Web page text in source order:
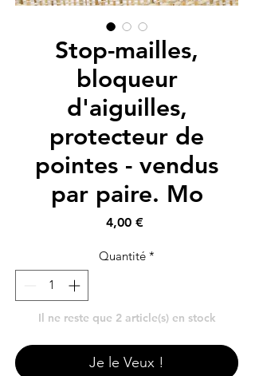
Stop-mailles,
bloqueur
d'aiguilles,
protecteur de
pointes - vendus
par paire. Mo
4,00 €Prix
Quantité *
Il ne reste que 2 article(s) en stock
Je le Veux !